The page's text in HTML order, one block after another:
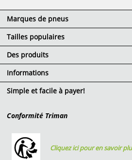
Marques de pneus
Tailles populaires
Des produits
Informations
Simple et facile à payer!
Conformité Triman
Cliquez ici pour en savoir